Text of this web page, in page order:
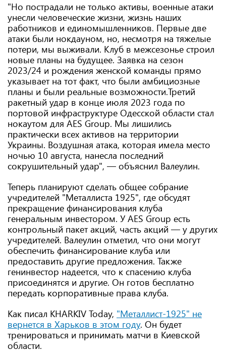
"Но пострадали не только активы, военные атаки
унесли человеческие жизни, жизнь наших
работников и единомышленников. Первые две
атаки были нокдауном, но, несмотря на тяжелые
потери, мы выживали. Клуб в межсезонье строил
новые планы на будущее. Заявка на сезон
2023/24 и рождения женской команды прямо
указывает на тот факт, что были амбициозные
планы и были реальные возможности.Третий
ракетный удар в конце июля 2023 года по
портовой инфраструктуре Одесской области стал
нокаутом для АES Group. Мы лишились
практически всех активов на территории
Украины. Воздушная атака, которая имела место
ночью 10 августа, нанесла последний
сокрушительный удар", — объяснил Валеулин.
Теперь планируют сделать общее собрание
учредителей "Металлиста 1925", где обсудят
прекращение финансирования клуба
генеральным инвестором. У АES Group есть
контрольный пакет акций, часть акций — у других
учредителей. Валеулин отметил, что они могут
обеспечить финансирование клуба или
предоставить другие предложения. Также
генинвестор надеется, что к спасению клуба
присоединятся и другие. Он готов бесплатно
передать корпоративные права клуба.
Как писал KHARKIV Today, "Металлист-1925" не
вернется в Харьков в этом году. Он будет
тренироваться и принимать матчи в Киевской
области.